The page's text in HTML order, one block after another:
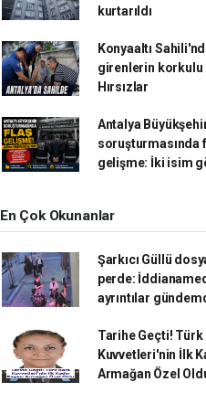
kurtarıldı
Konyaaltı
girenlerin korkulu
Hırsızlar
Antalya
soruşturmasında
gelişme: İki isim
En Çok Okunanlar
Şarkıcı Güllü
perde:
ayrıntılar
Tarihe Geçti! Türk
Kuvvetleri'nin İlk
Armağan Özel